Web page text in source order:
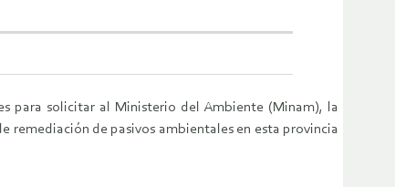
para solicitar al Ministerio del Ambiente (Minam), la
remediación de pasivos ambientales en esta provincia